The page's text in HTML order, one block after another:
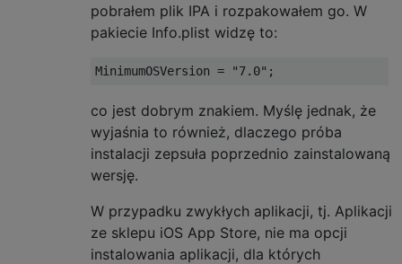
pobrałem plik IPA i rozpakowałem go. W
pakiecie Info.plist widzę to:
co jest dobrym znakiem. Myślę jednak, że
wyjaśnia to również, dlaczego próba
instalacji zepsuła poprzednio zainstalowaną
wersję.
W przypadku zwykłych aplikacji, tj. Aplikacji
ze sklepu iOS App Store, nie ma opcji
instalowania aplikacji, dla których